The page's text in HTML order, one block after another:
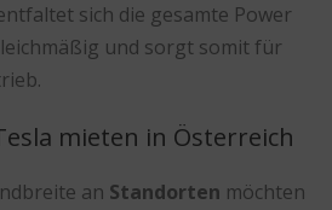
sich die gesamte Power
und sorgt somit für
mieten in Österreich
an Standorten möchten